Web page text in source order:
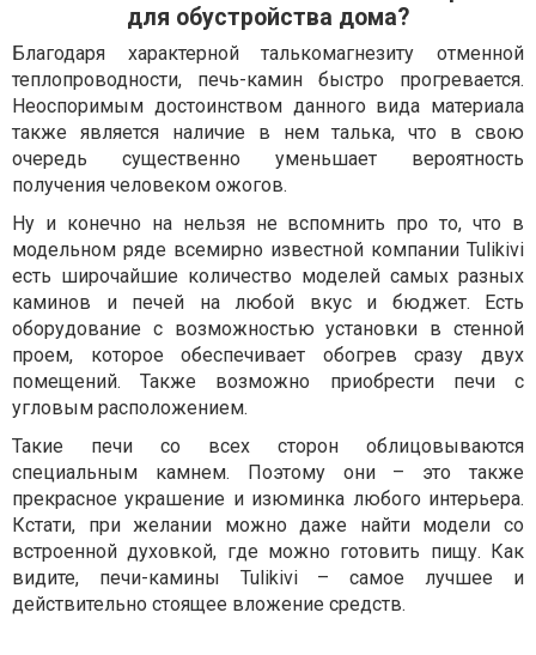
для обустройства дома?
Благодаря характерной талькомагнезиту отменной
теплопроводности, печь-камин быстро прогревается.
Неоспоримым достоинством данного вида материала
также является наличие в нем талька, что в свою
очередь существенно уменьшает вероятность
получения человеком ожогов.
Ну и конечно на нельзя не вспомнить про то, что в
модельном ряде всемирно известной компании Tulikivi
есть широчайшие количество моделей самых разных
каминов и печей на любой вкус и бюджет. Есть
оборудование с возможностью установки в стенной
проем, которое обеспечивает обогрев сразу двух
помещений. Также возможно приобрести печи с
угловым расположением.
Такие печи со всех сторон облицовываются
специальным камнем. Поэтому они – это также
прекрасное украшение и изюминка любого интерьера.
Кстати, при желании можно даже найти модели со
встроенной духовкой, где можно готовить пищу. Как
видите, печи-камины Tulikivi – самое лучшее и
действительно стоящее вложение средств.